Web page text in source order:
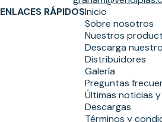
ENLACES RÁPIDOSInicio
Sobre nosotros
Nuestros
Descarga
Distribuidores
Galería
Preguntas
Últimas noticias
Descargas
Términos y